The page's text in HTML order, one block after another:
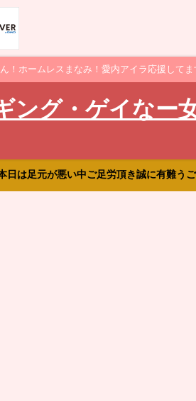
！ホームレスまなみ！愛内アイラ応援してま
ング・ゲイなー
は足元が悪い中ご足労頂き誠に有難うご